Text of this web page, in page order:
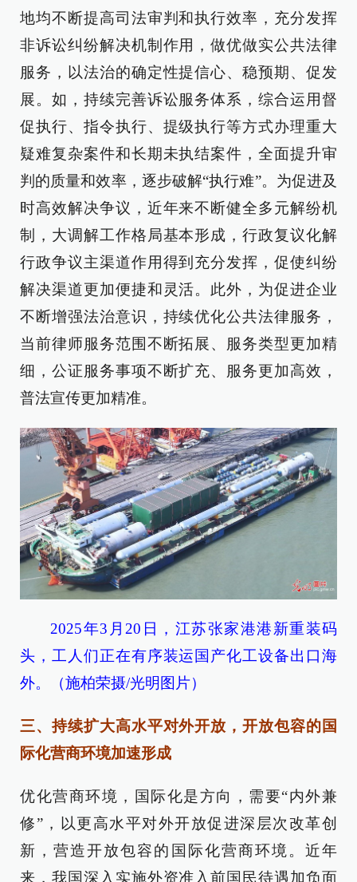
地均不断提高司法审判和执行效率，充分发挥
非诉讼纠纷解决机制作用，做优做实公共法律
服务，以法治的确定性提信心、稳预期、促发
展。如，持续完善诉讼服务体系，综合运用督
促执行、指令执行、提级执行等方式办理重大
疑难复杂案件和长期未执结案件，全面提升审
判的质量和效率，逐步破解“执行难”。为促进及
时高效解决争议，近年来不断健全多元解纷机
制，大调解工作格局基本形成，行政复议化解
行政争议主渠道作用得到充分发挥，促使纠纷
解决渠道更加便捷和灵活。此外，为促进企业
不断增强法治意识，持续优化公共法律服务，
当前律师服务范围不断拓展、服务类型更加精
细，公证服务事项不断扩充、服务更加高效，
普法宣传更加精准。
2025年3月20日，江苏张家港港新重装码
头，工人们正在有序装运国产化工设备出口海
外。（施柏荣摄/光明图片）
三、持续扩大高水平对外开放，开放包容的国
际化营商环境加速形成
优化营商环境，国际化是方向，需要“内外兼
修”，以更高水平对外开放促进深层次改革创
新，营造开放包容的国际化营商环境。近年
来，我国深入实施外资准入前国民待遇加负面